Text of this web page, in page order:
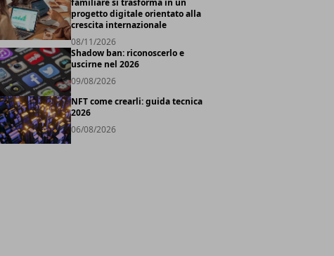
familiare si trasforma in un
progetto digitale orientato alla
crescita internazionale
08/11/2026
Shadow ban: riconoscerlo e
uscirne nel 2026
09/08/2026
NFT come crearli: guida tecnica
2026
06/08/2026